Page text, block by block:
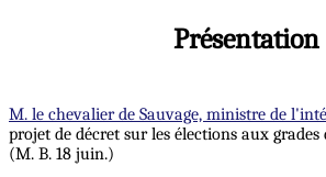
Présentation
M. le chevalier de Sauvage, ministre de
projet de décret sur les élections aux
(M. B. 18 juin.)